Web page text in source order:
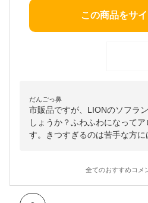
この商品をサ
だんごっ鼻
市販品ですが、LIONのソフラ
しょうか？ふわふわになって
す。きつすぎるのは苦手な方に
全てのおすすめコメ